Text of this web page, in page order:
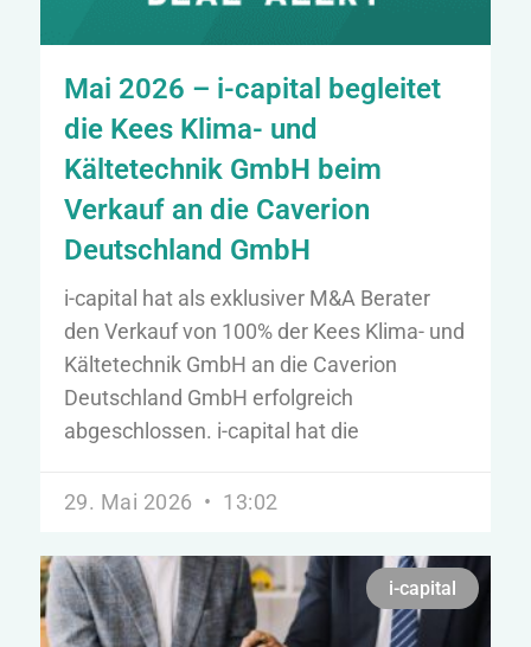
Mai 2026 – i-capital begleitet
die Kees Klima- und
Kältetechnik GmbH beim
Verkauf an die Caverion
Deutschland GmbH
i-capital hat als exklusiver M&A Berater
den Verkauf von 100% der Kees Klima- und
Kältetechnik GmbH an die Caverion
Deutschland GmbH erfolgreich
abgeschlossen. i-capital hat die
29. Mai 2026 13:02
i-capital